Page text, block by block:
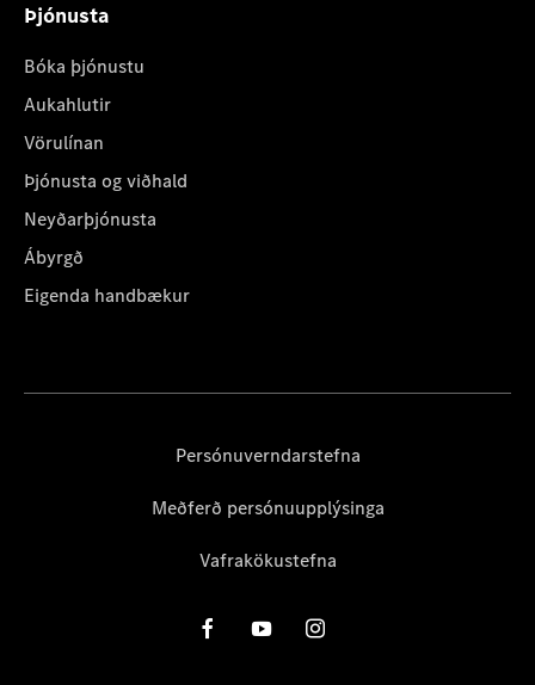
Þjónusta
Bóka þjónustu
Aukahlutir
Vörulínan
Þjónusta og viðhald
Neyðarþjónusta
Ábyrgð
Eigenda handbækur
Persónuverndarstefna
Meðferð persónuupplýsinga
Vafrakökustefna